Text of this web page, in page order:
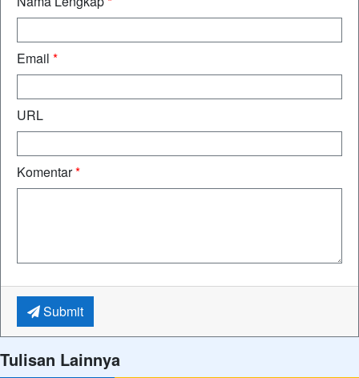
Email *
URL
Komentar*
Submit
Tulisan Lainnya